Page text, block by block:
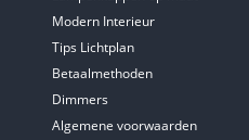
Modern Interieur
Tips Lichtplan
Betaalmethoden
Dimmers
Algemene voorwaarden